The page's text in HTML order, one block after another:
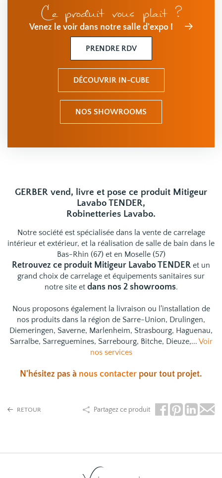
Ce produit vous plait ?
Venez le voir dans notre salle d'expo !
PRENDRE RDV
DÉCOUVRIR IN-CUBE
NOS SHOWROOMS
GERBER vend, livre et pose ce produit Mitigeur
Lavabo TENDER,
Robinetteries Lavabo.
Notre société est spécialisée dans la vente de carrelage
intérieur et extérieur, et la réalisation de salle de bain dans le
Bas-Rhin (67) et en Moselle (57)
Retrouvez ce produit Mitigeur Lavabo TENDER et un
grand choix de carrelage et équipements sanitaires sur
notre site et dans nos 2 showrooms.
Nous proposons également la livraison ou l'installation de
nos produits dans la région de Sarre-Union, Drulingen,
Diemeringen, Saverne, Marlenheim, Strasbourg, Haguenau,
Sarralbe, Sarreguemines, Sarrebourg, Bitche, Dieuze,... Voir
nos services
N'hésitez pas à nous contacter pour tout projet.
RETOUR Partagez ce produit